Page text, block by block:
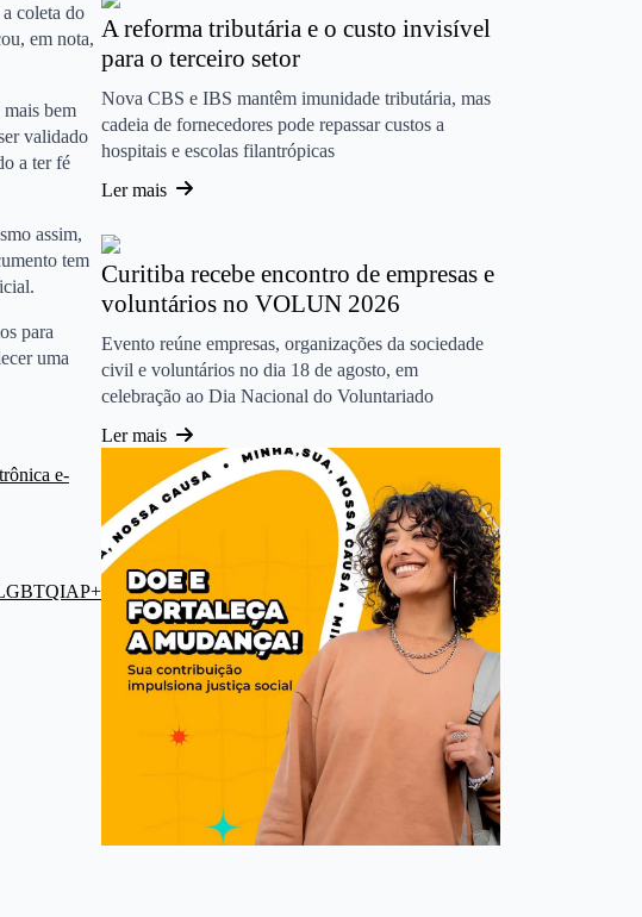
coleta do
em nota,
bem
validado
a ter fé
assim,
tem
para
uma
e-
A reforma tributária e o custo invisível
para o terceiro setor
Nova CBS e IBS mantêm imunidade tributária, mas
cadeia de fornecedores pode repassar custos a
hospitais e escolas filantrópicas
Ler mais
Curitiba recebe encontro de empresas e
voluntários no VOLUN 2026
Evento reúne empresas, organizações da sociedade
civil e voluntários no dia 18 de agosto, em
celebração ao Dia Nacional do Voluntariado
Ler mais